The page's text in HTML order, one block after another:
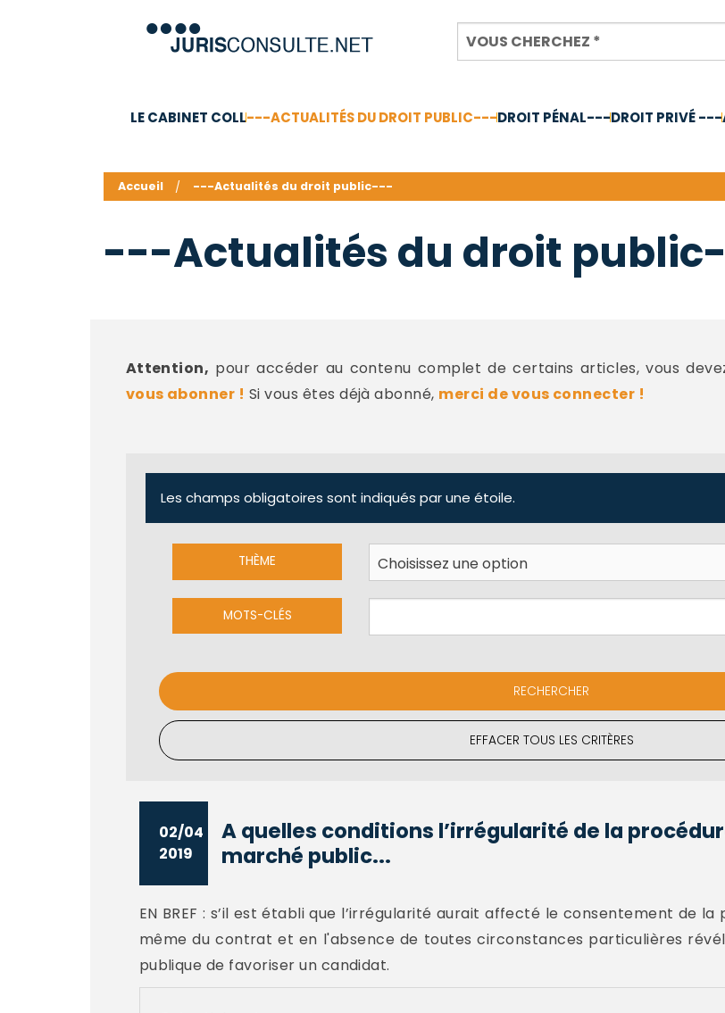
LE CABINET COLL---ACTUALITÉS DU DROIT PUBLIC---DROIT PÉNAL---DROIT PRIVÉ ---
Accueil ---Actualités du droit public---
---Actualités du droit
Attention, pour accéder au contenu complet de certains articles, vous
vous abonner ! Si vous êtes déjà abonné, merci de vous connecter !
Les champs obligatoires sont indiqués par une étoile.
THÈME
MOTS-CLÉS
EFFACER TOUS LES CRITÈRES
02/04
2019
A quelles conditions l’irrégularité de la
marché public...
EN BREF : s’il est établi que l’irrégularité aurait affecté le consentement de
même du contrat et en l'absence de toutes circonstances particulières
publique de favoriser un candidat.